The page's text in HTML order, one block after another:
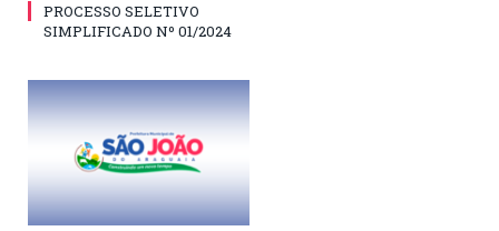
PROCESSO SELETIVO
SIMPLIFICADO Nº 01/2024